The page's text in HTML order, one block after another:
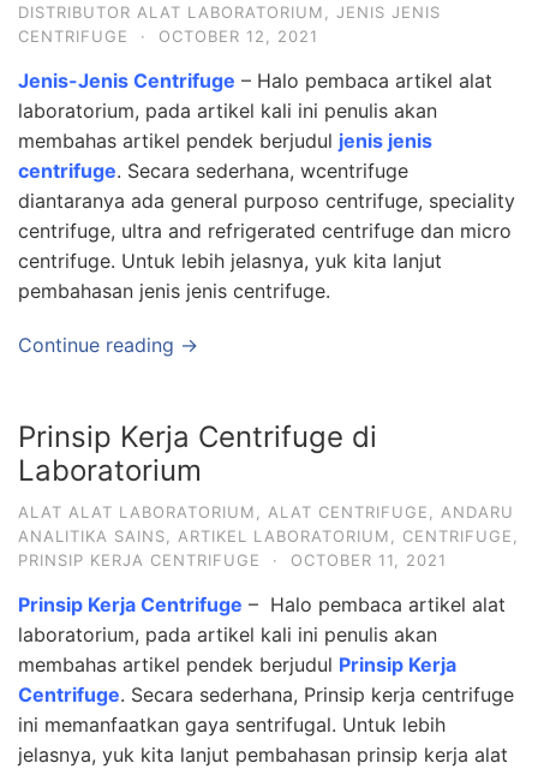
DISTRIBUTOR ALAT LABORATORIUM
JENIS JENIS
CENTRIFUGE
· OCTOBER 12, 2021
Jenis-Jenis Centrifuge – Halo pembaca artikel alat
laboratorium, pada artikel kali ini penulis akan
membahas artikel pendek berjudul jenis jenis
centrifuge. Secara sederhana, wcentrifuge
diantaranya ada general purposo centrifuge, speciality
centrifuge, ultra and refrigerated centrifuge dan micro
centrifuge. Untuk lebih jelasnya, yuk kita lanjut
pembahasan jenis jenis centrifuge.
Continue reading →
Prinsip Kerja Centrifuge di
Laboratorium
ALAT ALAT LABORATORIUM ALAT CENTRIFUGE
ANDARU
ANALITIKA SAINS
ARTIKEL LABORATORIUM CENTRIFUGE
PRINSIP KERJA CENTRIFUGE
· OCTOBER 11, 2021
Prinsip Kerja Centrifuge – Halo pembaca artikel alat
laboratorium, pada artikel kali ini penulis akan
membahas artikel pendek berjudul Prinsip Kerja
Centrifuge. Secara sederhana, Prinsip kerja centrifuge
ini memanfaatkan gaya sentrifugal. Untuk lebih
jelasnya, yuk kita lanjut pembahasan prinsip kerja alat